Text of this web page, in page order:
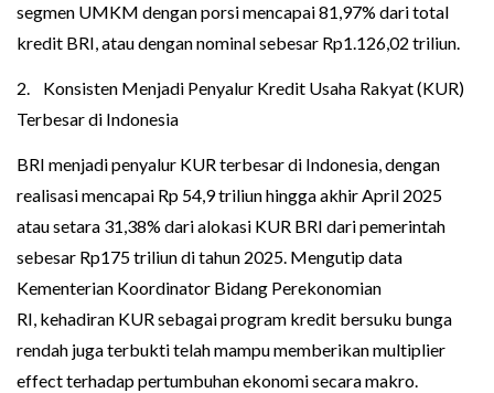
segmen UMKM dengan porsi mencapai 81,97% dari total
kredit BRI, atau dengan nominal sebesar Rp1.126,02 triliun.
2. Konsisten Menjadi Penyalur Kredit Usaha Rakyat (KUR)
Terbesar di Indonesia
BRI menjadi penyalur KUR terbesar di Indonesia, dengan
realisasi mencapai Rp 54,9 triliun hingga akhir April 2025
atau setara 31,38% dari alokasi KUR BRI dari pemerintah
sebesar Rp175 triliun di tahun 2025. Mengutip data
Kementerian Koordinator Bidang Perekonomian
RI, kehadiran KUR sebagai program kredit bersuku bunga
rendah juga terbukti telah mampu memberikan multiplier
effect terhadap pertumbuhan ekonomi secara makro.